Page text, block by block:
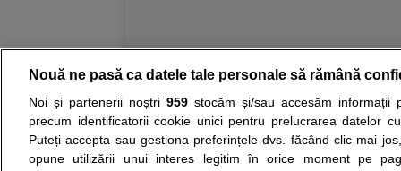
Resurse: Autoevaluare simptome
Opiniile avizate ale medicilor, sfaturile si orice
nici diagnosticul stabilit in urma investigatiilor si
ii punem la dispozitie pentru programare in
Nouă ne pasă ca datele tale personale să rămână
Noi și partenerii noștri 959stocăm și/sau accesăm informații
precum identificatorii cookie unici pentru prelucrarea datelor
Puteți accepta sau gestiona preferințele dvs. făcând clic mai
opune utilizării unui interes legitim în orice moment pe